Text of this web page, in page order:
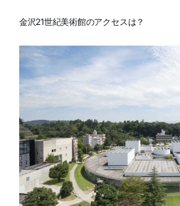
金沢21世紀美術館のアクセスは？